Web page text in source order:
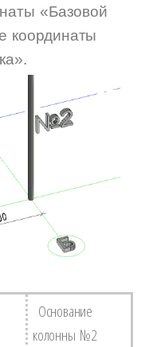
«Базовой
координаты
Основание
колонны №2